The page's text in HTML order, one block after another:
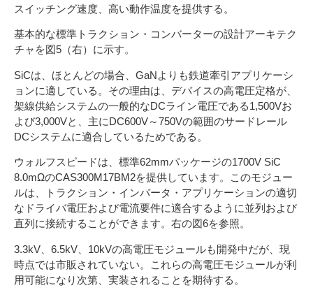
スイッチング速度、高い動作温度を提供する。
基本的な標準トラクション・コンバーターの設計アーキテク
チャを図5（右）に示す。
SiCは、ほとんどの場合、GaNよりも鉄道牽引アプリケーシ
ョンに適している。その理由は、デバイスの高電圧定格が、
架線供給システムの一般的なDCライン電圧である1,500Vお
よび3,000Vと、主にDC600V～750Vの範囲のサードレール
DCシステムに適合しているためである。
ウォルフスピードは、標準62mmパッケージの1700V SiC
8.0mΩのCAS300M17BM2を提供しています。このモジュー
ルは、トラクション・インバータ・アプリケーションの適切
なドライバ電圧および電流要件に適合するように並列および
直列に接続することができます。右の図6を参照。
3.3kV、6.5kV、10kVの高電圧モジュールも開発中だが、現
時点では市販されていない。これらの高電圧モジュールが利
用可能になり次第、実装されることを期待する。